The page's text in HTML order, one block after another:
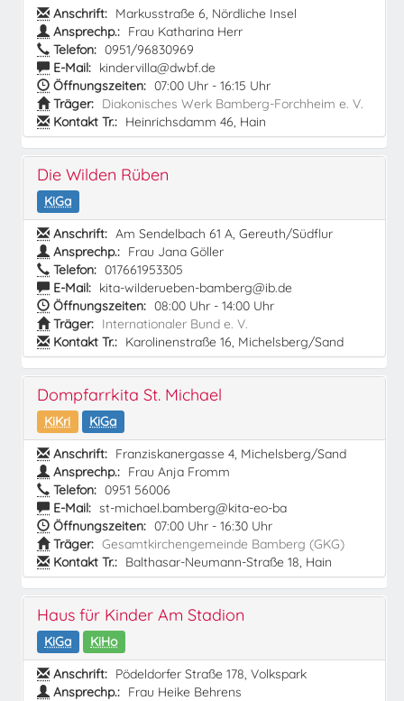
Anschrift: Markusstraße 6, Nördliche Insel
Ansprechp.: Frau Katharina Herr
Telefon: 0951/96830969
E-Mail: kindervilla@dwbf.de
Öffnungszeiten: 07:00 Uhr - 16:15 Uhr
Träger: Diakonisches Werk Bamberg-Forchheim e. V.
Kontakt Tr.: Heinrichsdamm 46, Hain
Die Wilden Rüben
KiGa
Anschrift: Am Sendelbach 61 A, Gereuth/Südflur
Ansprechp.: Frau Jana Göller
Telefon: 017661953305
E-Mail: kita-wilderueben-bamberg@ib.de
Öffnungszeiten: 08:00 Uhr - 14:00 Uhr
Träger: Internationaler Bund e. V.
Kontakt Tr.: Karolinenstraße 16, Michelsberg/Sand
Dompfarrkita St. Michael
KiKri
KiGa
Anschrift: Franziskanergasse 4, Michelsberg/Sand
Ansprechp.: Frau Anja Fromm
Telefon: 0951 56006
E-Mail: st-michael.bamberg@kita-eo-ba
Öffnungszeiten: 07:00 Uhr - 16:30 Uhr
Träger: Gesamtkirchengemeinde Bamberg (GKG)
Kontakt Tr.: Balthasar-Neumann-Straße 18, Hain
Haus für Kinder Am Stadion
KiGa
KiHo
Anschrift: Pödeldorfer Straße 178, Volkspark
Ansprechp.: Frau Heike Behrens